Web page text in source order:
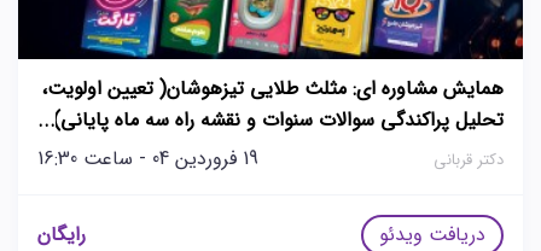
همایش مشاوره ای: مثلث طلایی تیزهوشان( تعیین اولویت،
تحلیل پراکندگی سوالات سنوات و نقشه راه سه ماه پایانی)
با دکترقربانی
دکتر قربانی 19 فروردین 04 - ساعت 16:30
دریافت ویدئو رایگان